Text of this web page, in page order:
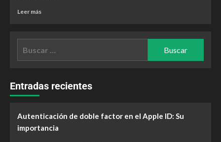
Leer más
Entradas recientes
Autenticación de doble factor en el Apple ID: Su
importancia